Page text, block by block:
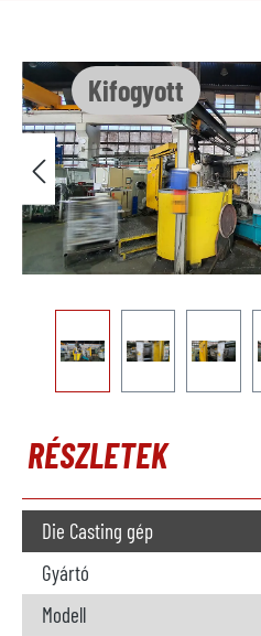
Kifogyott
Képgaléria kihagyása
RÉSZLETEK
Die Casting gép
Gyártó
Modell